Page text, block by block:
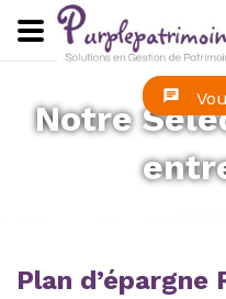
Panneau de gestion des cookies
Notre
Plan d’épargne